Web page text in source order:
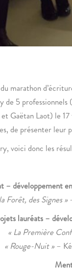
marathon
de 5
Gaëtan Laot) le
de présenter leur
voici donc les
– développement
Forêt, des Signes »
lauréats –
« La Première
« Rouge-Nuit »–